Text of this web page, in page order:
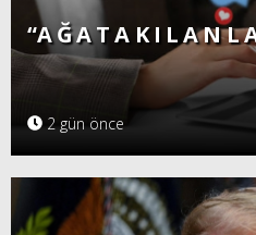
“A Ğ A T A K I L A N L
2 gün önce